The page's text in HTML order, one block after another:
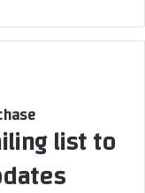
list to